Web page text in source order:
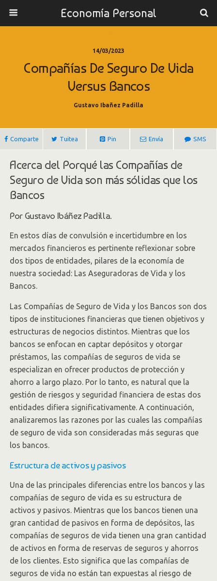
Economía Personal
14/03/2023
Compañías De Seguro De Vida
Versus Bancos
Gustavo Ibañez Padilla
Comparte Tuitea Pin Envía SMS
Acerca del Porqué las Compañías de
Seguro de Vida son más sólidas que los
Bancos
Por Gustavo Ibáñez Padilla.
En estos días de convulsión e incertidumbre en los
mercados financieros es pertinente reflexionar sobre
dos tipos de entidades, pilares de la economía de
nuestra sociedad: Las Aseguradoras de Vida y los
Bancos.
Las Compañías de Seguro de Vida y los Bancos son dos
tipos de instituciones financieras que tienen objetivos y
estructuras de negocios distintos. Mientras que los
bancos se enfocan en captar depósitos y otorgar
préstamos, las compañías de seguros de vida se
especializan en ofrecer productos de protección y
ahorro a largo plazo. Por lo tanto, es natural que la
gestión de riesgos y seguridad financiera de estas dos
entidades difiera significativamente. A continuación,
analizaremos las razones por las cuales las compañías
de seguro de vida son consideradas más seguras que
los bancos.
Estructura de activos y pasivos
Una de las principales diferencias entre los bancos y las
compañías de seguro de vida es su estructura de
activos y pasivos. Mientras que los bancos tienen una
gran cantidad de pasivos en forma de depósitos, las
compañías de seguros de vida tienen una gran cantidad
de activos en forma de reservas de seguros y ahorros
de los clientes. Esto significa que las compañías de
seguros de vida no están tan expuestas al riesgo de